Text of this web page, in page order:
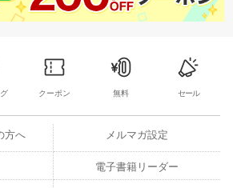
クーポン 無料 セール
方へ メルマガ設定
電子書籍リーダー